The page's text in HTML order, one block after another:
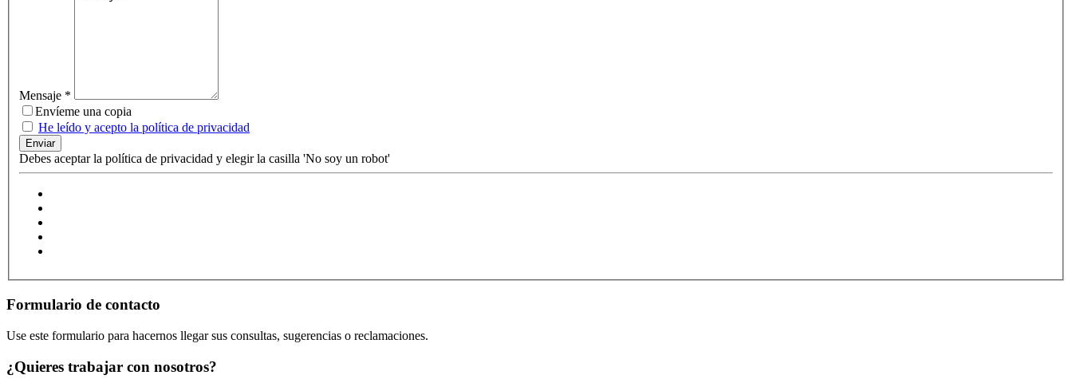
Mensaje *
Envíeme una copia
He leído y acepto la política de privacidad
Enviar
Debes aceptar la política de privacidad y elegir la casilla 'No soy un robot'
Formulario de contacto
Use este formulario para hacernos llegar sus consultas, sugerencias o reclamaciones.
¿Quieres trabajar con nosotros?